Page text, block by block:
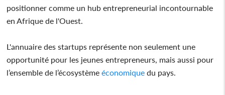
positionner comme un hub entrepreneurial incontournable
en Afrique de l'Ouest.
L'annuaire des startups représente non seulement une
opportunité pour les jeunes entrepreneurs, mais aussi pour
l’ensemble de l’écosystème économique du pays.